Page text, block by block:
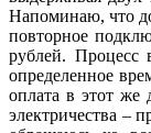
Напоминаю, что
повторное
рублей. Процесс
определенное
оплата в этот же
электричества –